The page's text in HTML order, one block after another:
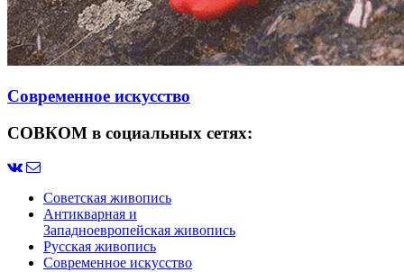
Современное искусство
СОВКОМ в социальных сетях:
Советская живопись
Антикварная и
Западноевропейская живопись
Русская живопись
Современное искусство